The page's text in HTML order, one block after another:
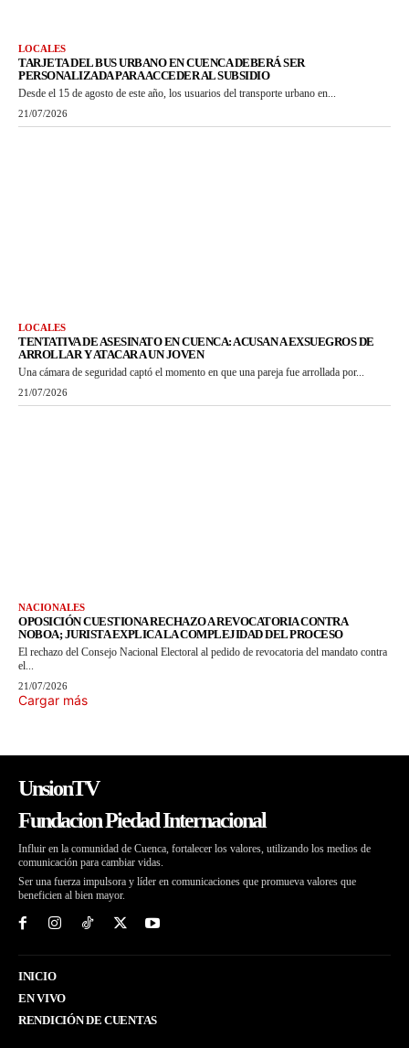
LOCALES
TARJETA DEL BUS URBANO EN CUENCA DEBERÁ SER
PERSONALIZADA PARA ACCEDER AL SUBSIDIO
Desde el 15 de agosto de este año, los usuarios del transporte urbano en...
21/07/2026
LOCALES
TENTATIVA DE ASESINATO EN CUENCA: ACUSAN A EXSUEGROS DE
ARROLLAR Y ATACAR A UN JOVEN
Una cámara de seguridad captó el momento en que una pareja fue arrollada por...
21/07/2026
NACIONALES
OPOSICIÓN CUESTIONA RECHAZO A REVOCATORIA CONTRA
NOBOA; JURISTA EXPLICA LA COMPLEJIDAD DEL PROCESO
El rechazo del Consejo Nacional Electoral al pedido de revocatoria del mandato contra
el...
21/07/2026
Cargar más
UnsionTV
Fundacion Piedad Internacional
Influir en la comunidad de Cuenca, fortalecer los valores, utilizando los medios de
comunicación para cambiar vidas.
Ser una fuerza impulsora y líder en comunicaciones que promueva valores que
beneficien al bien mayor.
INICIO
EN VIVO
RENDICIÓN DE CUENTAS